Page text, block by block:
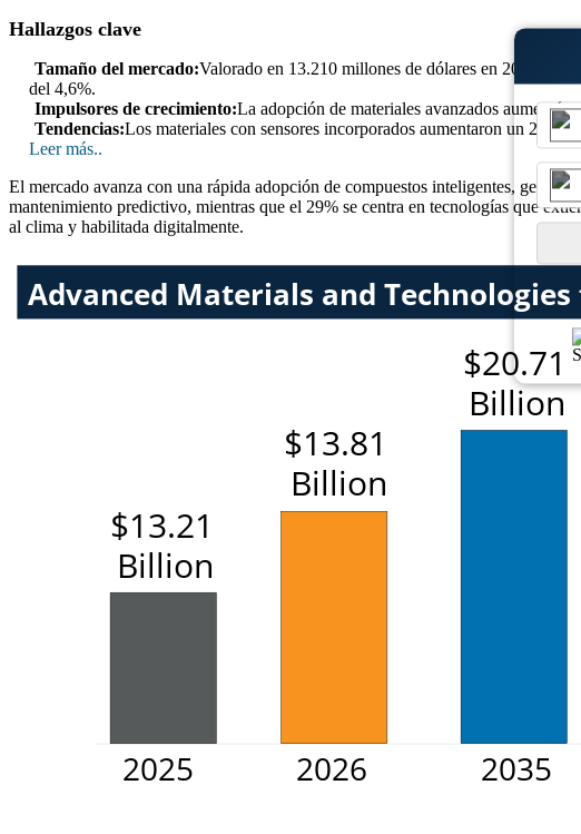
Hallazgos clave
Tamaño del mercado:Valorado en 13.210 millones de dólares en 2025, se
del 4,6%.
Impulsores de crecimiento:La adopción de materiales avanzados aumentó
Tendencias:Los materiales con sensores incorporados aumentaron un 28
Leer más..
El mercado avanza con una rápida adopción de compuestos inteligentes,
mantenimiento predictivo, mientras que el 29% se centra en tecnologías que
al clima y habilitada digitalmente.